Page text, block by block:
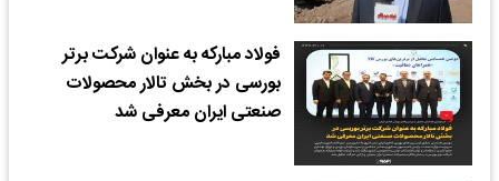
فولاد مبارکه به عنوان شرکت برتر
بورسی در بخش تالار محصولات
صنعتی ایران معرفی شد